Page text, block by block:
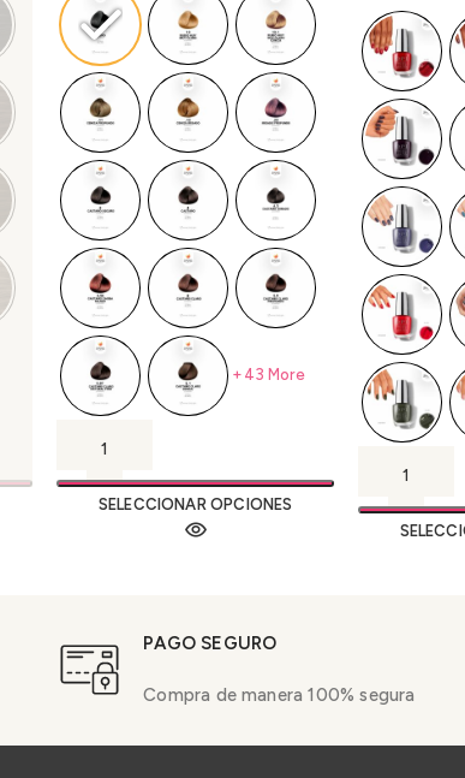
+43 More
SELECCIONAR OPCIONES
PAGO SEGURO
Compra de manera 100% segura